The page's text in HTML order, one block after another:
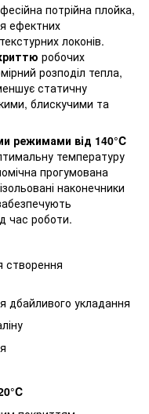
потрійна плойка,
ефектних
локонів.
робочих
розподіл тепла,
статичну
блискучими та
режимами від 140°C
температуру
прогумована
наконечники
час роботи.
створення
дбайливого укладання